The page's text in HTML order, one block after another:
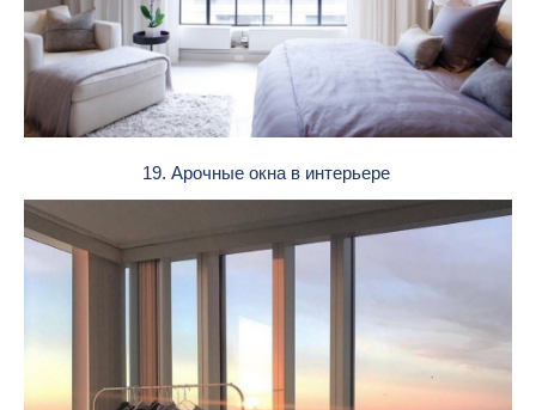
19. Арочные окна в интерьере